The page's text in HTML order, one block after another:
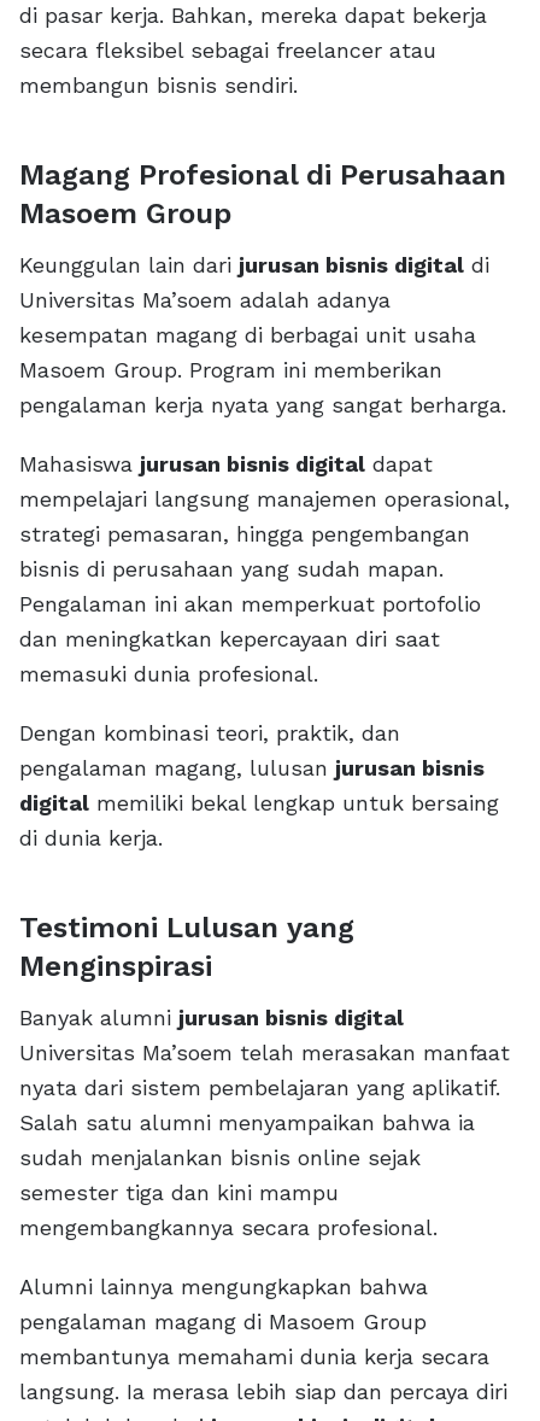
di pasar kerja. Bahkan, mereka dapat bekerja
secara fleksibel sebagai freelancer atau
membangun bisnis sendiri.
Magang Profesional di Perusahaan
Masoem Group
Keunggulan lain dari jurusan bisnis digital di
Universitas Ma’soem adalah adanya
kesempatan magang di berbagai unit usaha
Masoem Group. Program ini memberikan
pengalaman kerja nyata yang sangat berharga.
Mahasiswa jurusan bisnis digital dapat
mempelajari langsung manajemen operasional,
strategi pemasaran, hingga pengembangan
bisnis di perusahaan yang sudah mapan.
Pengalaman ini akan memperkuat portofolio
dan meningkatkan kepercayaan diri saat
memasuki dunia profesional.
Dengan kombinasi teori, praktik, dan
pengalaman magang, lulusan jurusan bisnis
digital memiliki bekal lengkap untuk bersaing
di dunia kerja.
Testimoni Lulusan yang
Menginspirasi
Banyak alumni jurusan bisnis digital
Universitas Ma’soem telah merasakan manfaat
nyata dari sistem pembelajaran yang aplikatif.
Salah satu alumni menyampaikan bahwa ia
sudah menjalankan bisnis online sejak
semester tiga dan kini mampu
mengembangkannya secara profesional.
Alumni lainnya mengungkapkan bahwa
pengalaman magang di Masoem Group
membantunya memahami dunia kerja secara
langsung. Ia merasa lebih siap dan percaya diri